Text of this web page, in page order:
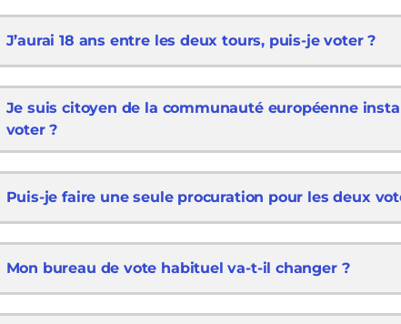
J’aurai 18 ans entre les deux tours, puis-je voter ?
Je suis citoyen de la communauté européenne
voter ?
Puis-je faire une seule procuration pour les deux
Mon bureau de vote habituel va-t-il changer ?